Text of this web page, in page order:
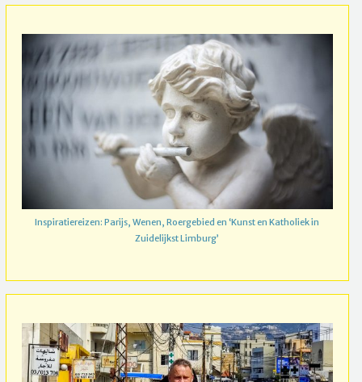
Inspiratiereizen: Parijs, Wenen, Roergebied en ‘Kunst en Katholiek in
Zuidelijkst Limburg’